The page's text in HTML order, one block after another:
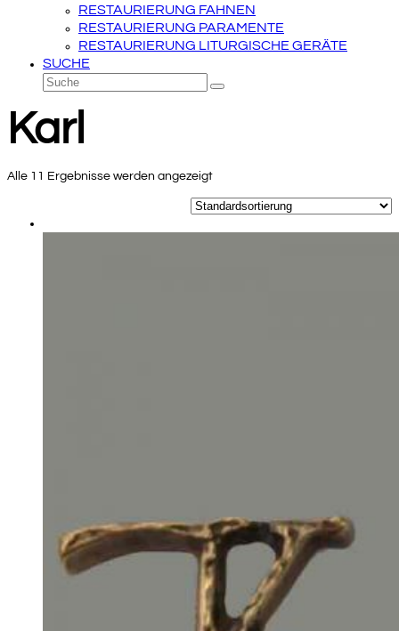
RESTAURIERUNG FAHNEN
RESTAURIERUNG PARAMENTE
RESTAURIERUNG LITURGISCHE GERÄTE
SUCHE
Suche
Senden
Karl
Alle 11 Ergebnisse werden angezeigt